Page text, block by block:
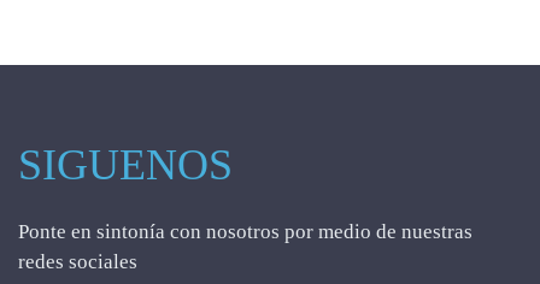
SIGUENOS
Ponte en sintonía con nosotros por medio de nuestras
redes sociales